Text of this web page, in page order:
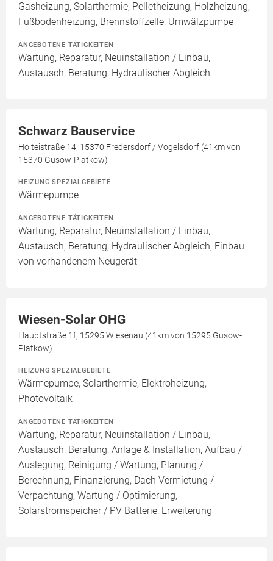
Gasheizung, Solarthermie, Pelletheizung, Holzheizung,
Fußbodenheizung, Brennstoffzelle, Umwälzpumpe
ANGEBOTENE TÄTIGKEITEN
Wartung, Reparatur, Neuinstallation / Einbau,
Austausch, Beratung, Hydraulischer Abgleich
Schwarz Bauservice
Holteistraße 14, 15370 Fredersdorf / Vogelsdorf (41km von
15370 Gusow-Platkow)
HEIZUNG SPEZIALGEBIETE
Wärmepumpe
ANGEBOTENE TÄTIGKEITEN
Wartung, Reparatur, Neuinstallation / Einbau,
Austausch, Beratung, Hydraulischer Abgleich, Einbau
von vorhandenem Neugerät
Wiesen-Solar OHG
Hauptstraße 1f, 15295 Wiesenau (41km von 15295 Gusow-
Platkow)
HEIZUNG SPEZIALGEBIETE
Wärmepumpe, Solarthermie, Elektroheizung,
Photovoltaik
ANGEBOTENE TÄTIGKEITEN
Wartung, Reparatur, Neuinstallation / Einbau,
Austausch, Beratung, Anlage & Installation, Aufbau /
Auslegung, Reinigung / Wartung, Planung /
Berechnung, Finanzierung, Dach Vermietung /
Verpachtung, Wartung / Optimierung,
Solarstromspeicher / PV Batterie, Erweiterung